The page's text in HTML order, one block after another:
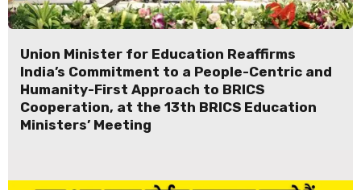
Union Minister for Education Reaffirms
India’s Commitment to a People-Centric and
Humanity-First Approach to BRICS
Cooperation, at the 13th BRICS Education
Ministers’ Meeting